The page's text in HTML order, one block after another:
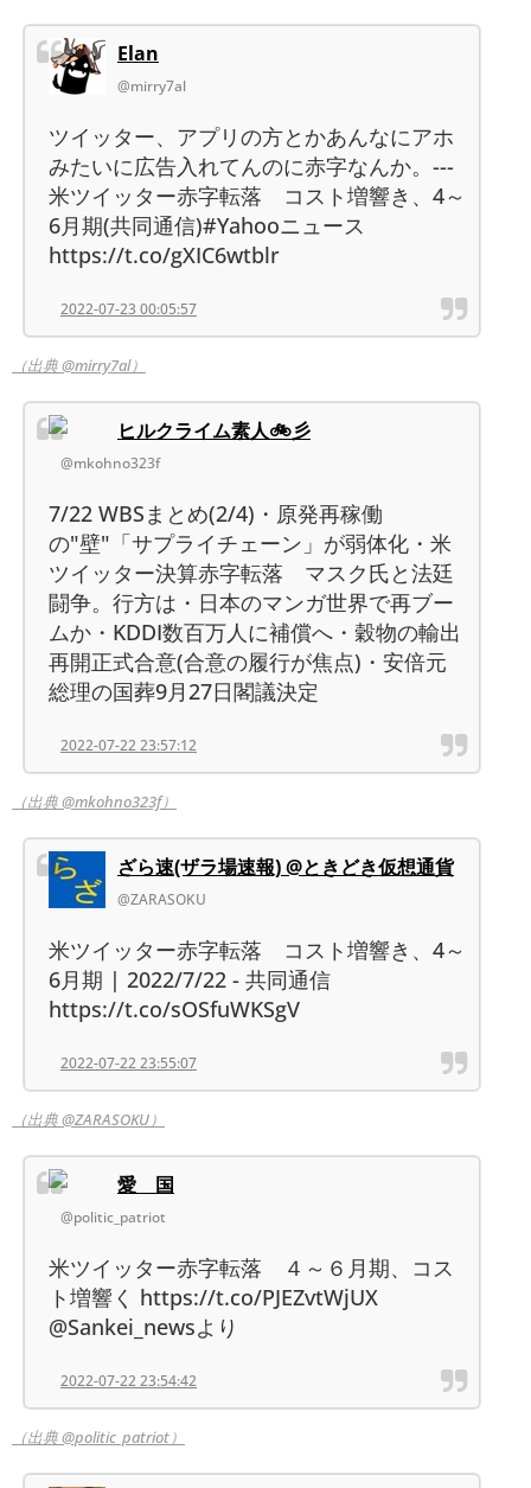
Elan
@mirry7al
ツイッター、アプリの方とかあんなにアホ
みたいに広告入れてんのに赤字なんか。---
米ツイッター赤字転落 コスト増響き、4～
6月期(共同通信)#Yahooニュース
https://t.co/gXIC6wtblr
2022-07-23 00:05:57
（出典 @mirry7al）
ヒルクライム素人🚲彡
@mkohno323f
7/22 WBSまとめ(2/4)・原発再稼働
の"壁"「サプライチェーン」が弱体化・米
ツイッター決算赤字転落 マスク氏と法廷
闘争。行方は・日本のマンガ世界で再ブー
ムか・KDDI数百万人に補償へ・穀物の輸出
再開正式合意(合意の履行が焦点)・安倍元
総理の国葬9月27日閣議決定
2022-07-22 23:57:12
（出典 @mkohno323f）
ざら速(ザラ場速報) @ときどき仮想通貨
@ZARASOKU
米ツイッター赤字転落 コスト増響き、4～
6月期 | 2022/7/22 - 共同通信
https://t.co/sOSfuWKSgV
2022-07-22 23:55:07
（出典 @ZARASOKU）
愛 国
@politic_patriot
米ツイッター赤字転落 ４～６月期、コス
ト増響く https://t.co/PJEZvtWjUX
@Sankei_newsより
2022-07-22 23:54:42
（出典 @politic_patriot）